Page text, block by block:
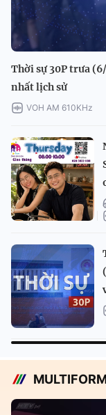
Thời sự 30P trưa
nhất lịch sử
VOH AM 610KHz